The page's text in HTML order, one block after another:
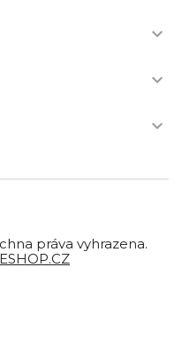



práva vyhrazena.